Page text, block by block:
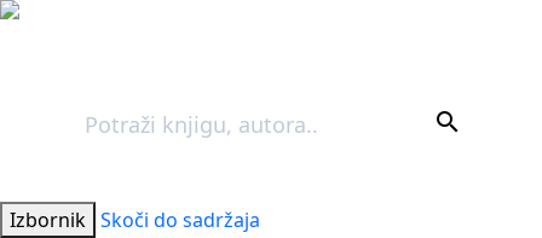
search
Izbornik Skoči do sadržaja